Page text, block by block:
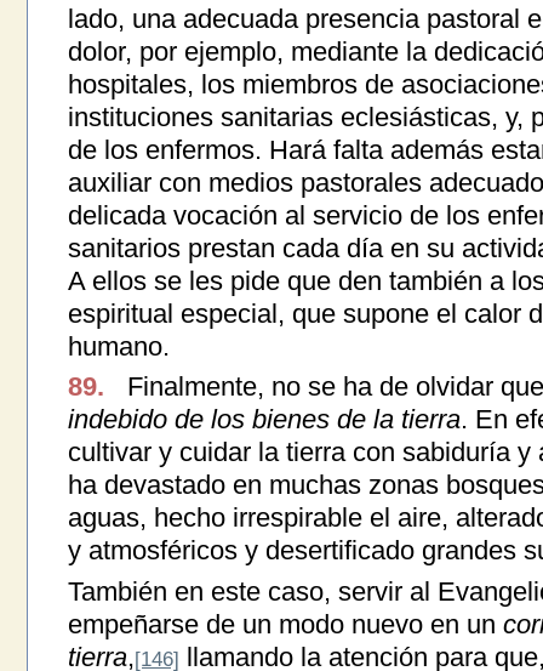
lado, una adecuada presencia pastoral
dolor, por ejemplo, mediante la
hospitales, los miembros de
instituciones sanitarias eclesiásticas, y,
de los enfermos. Hará falta además
auxiliar con medios pastorales
delicada vocación al servicio de los
sanitarios prestan cada día en su
A ellos se les pide que den también a
espiritual especial, que supone el calor
humano.
89.
Finalmente, no se ha de olvidar
indebido de los bienes de la tierra. En
cultivar y cuidar la tierra con sabiduría
ha devastado en muchas zonas
aguas, hecho irrespirable el aire,
y atmosféricos y desertificado grandes
También en este caso, servir al
empeñarse de un modo nuevo en un
tierra,[146] llamando la atención para